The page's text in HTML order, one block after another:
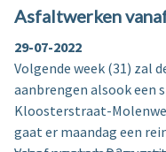
Asfaltwerken
29-07-2022
Volgende week (31) zal
aanbrengen alsook een
Kloosterstraat-
gaat er maandag een